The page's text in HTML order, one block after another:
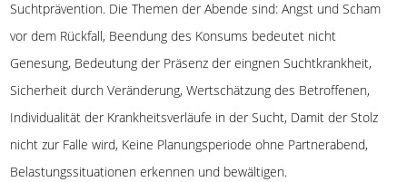
Suchtprävention. Die Themen der Abende sind: Angst und Scham
vor dem Rückfall, Beendung des Konsums bedeutet nicht
Genesung, Bedeutung der Präsenz der eingnen Suchtkrankheit,
Sicherheit durch Veränderung, Wertschätzung des Betroffenen,
Individualität der Krankheitsverläufe in der Sucht, Damit der Stolz
nicht zur Falle wird, Keine Planungsperiode ohne Partnerabend,
Belastungssituationen erkennen und bewältigen.